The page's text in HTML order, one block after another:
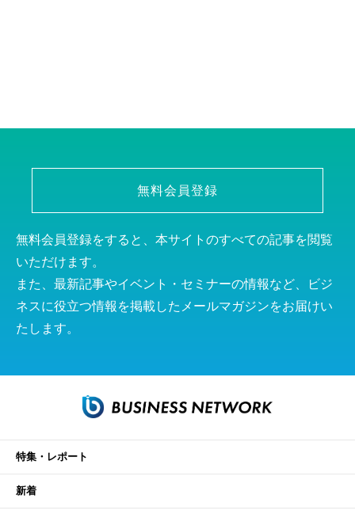
無料会員登録
無料会員登録をすると、本サイトのすべての記事を閲覧
いただけます。
また、最新記事やイベント・セミナーの情報など、ビジ
ネスに役立つ情報を掲載したメールマガジンをお届けい
たします。
特集・レポート
新着